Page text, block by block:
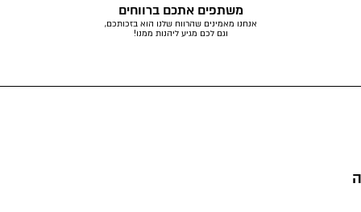
משתפים אתכם ברווחים
אנחנו מאמינים שהרווח שלנו הוא בזכותכם,
וגם לכם מגיע ליהנות ממנו!